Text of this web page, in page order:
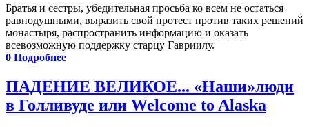
Братья и сестры, убедительная просьба ко всем не остаться
равнодушными, выразить свой протест против таких решений
монастыря, распространить информацию и оказать
всевозможную поддержку старцу Гавриилу.
0 Подробнее
ПАДЕНИЕ ВЕЛИКОЕ... «Наши»люди
в Голливуде или Welcome to Alaska